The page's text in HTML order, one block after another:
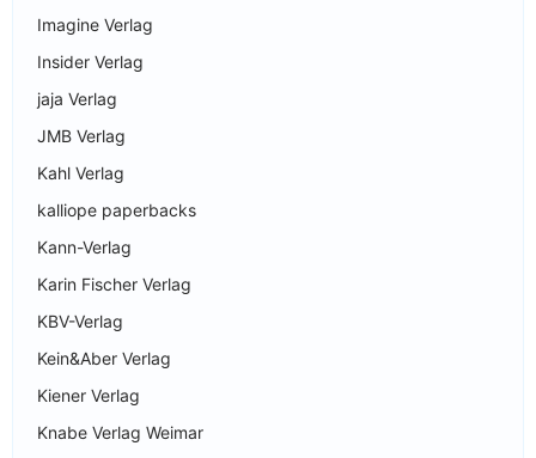
Imagine Verlag
Insider Verlag
jaja Verlag
JMB Verlag
Kahl Verlag
kalliope paperbacks
Kann-Verlag
Karin Fischer Verlag
KBV-Verlag
Kein&Aber Verlag
Kiener Verlag
Knabe Verlag Weimar